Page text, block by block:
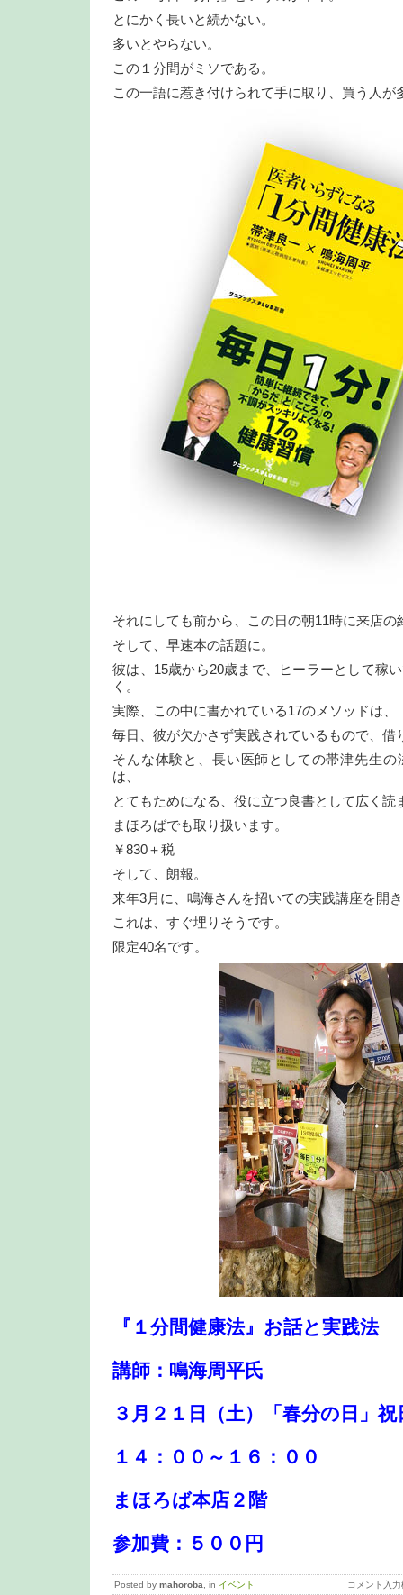
とにかく長いと続かない。
多いとやらない。
この１分間がミソである。
この一語に惹き付けられて手に取り、買う人が
それにしても前から、この日の朝11時に来店の
そして、早速本の話題に。
彼は、15歳から20歳まで、ヒーラーとして稼
く。
実際、この中に書かれている17のメソッドは、
毎日、彼が欠かさず実践されているもので、借
そんな体験と、長い医師としての帯津先生
は、
とてもためになる、役に立つ良書として広く読
まほろばでも取り扱います。
￥830＋税
そして、朗報。
来年3月に、鳴海さんを招いての実践講座を開
これは、すぐ埋りそうです。
限定40名です。
『１分間健康法』お話と実践法
講師：鳴海周平氏
３月２１日（土）「春分の日」祝
１４：００～１６：００
まほろば本店２階
参加費：５００円
Posted by mahoroba, in イベント コメント入力